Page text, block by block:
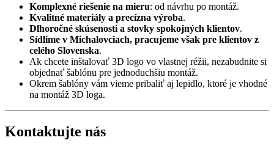
Komplexné riešenie na mieru: od návrhu po montáž.
Kvalitné materiály a precízna výroba.
Dlhoročné skúsenosti a stovky spokojných klientov.
Sídlime v Michalovciach, pracujeme však pre klientov z
celého Slovenska.
Ak chcete inštalovať 3D logo vo vlastnej réžii, nezabudnite si
objednať šablónu pre jednoduchšiu montáž.
Okrem šablóny vám vieme pribaliť aj lepidlo, ktoré je vhodné
na montáž 3D loga.
Kontaktujte nás